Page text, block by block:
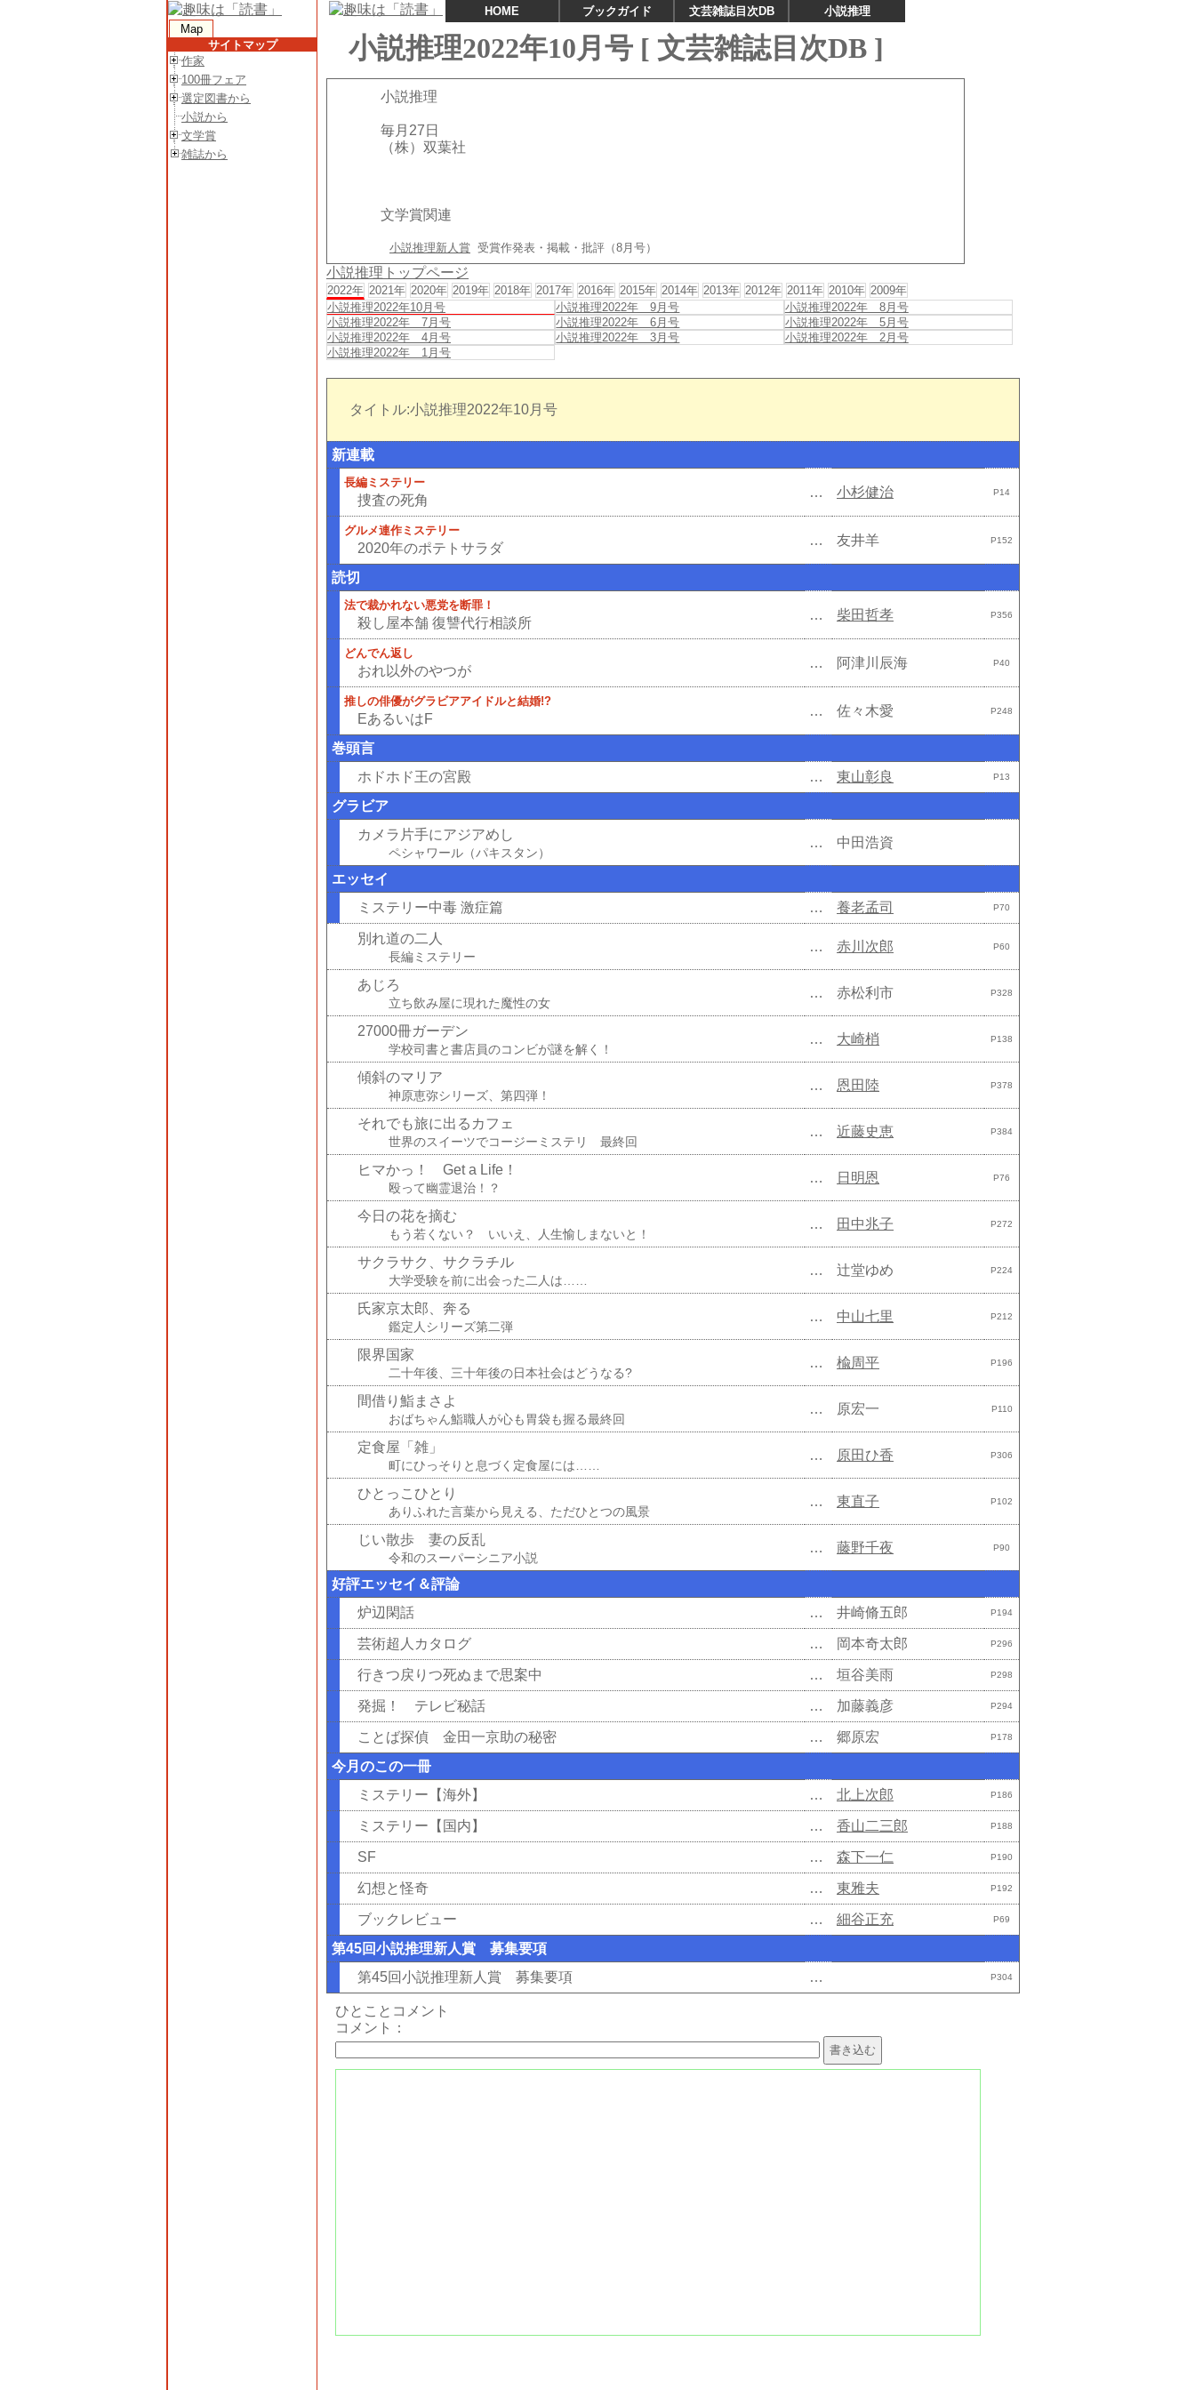
Map
サイトマップ
作家
100冊フェア
選定図書から
小説から
文学賞
雑誌から
HOME ブックガイド 文芸雑誌目次DB 小説推理
小説推理2022年10月号 [ 文芸雑誌目次DB ]
小説推理
毎月27日
（株）双葉社
文学賞関連
小説推理新人賞 受賞作発表・掲載・批評（8月号）
小説推理トップページ
2022年 2021年 2020年 2019年 2018年 2017年 2016年 2015年 2014年 2013年 2012年 2011年 2010年 2009年
小説推理2022年10月号
小説推理2022年 9月号
小説推理2022年 8月号
小説推理2022年 7月号
小説推理2022年 6月号
小説推理2022年 5月号
小説推理2022年 4月号
小説推理2022年 3月号
小説推理2022年 2月号
小説推理2022年 1月号
タイトル:小説推理2022年10月号
新連載
長編ミステリー
捜査の死角
… 小杉健治 P14
グルメ連作ミステリー
2020年のポテトサラダ
… 友井羊 P152
読切
法で裁かれない悪党を断罪！
殺し屋本舗 復讐代行相談所
… 柴田哲孝 P356
どんでん返し
おれ以外のやつが
… 阿津川辰海 P40
推しの俳優がグラビアアイドルと結婚!?
EあるいはF
… 佐々木愛 P248
巻頭言
ホドホド王の宮殿
… 東山彰良 P13
グラビア
カメラ片手にアジアめし
ペシャワール（パキスタン）
… 中田浩資
エッセイ
ミステリー中毒 激症篇
… 養老孟司 P70
別れ道の二人
長編ミステリー
… 赤川次郎 P60
あじろ
立ち飲み屋に現れた魔性の女
… 赤松利市 P328
27000冊ガーデン
学校司書と書店員のコンビが謎を解く！
… 大崎梢 P138
傾斜のマリア
神原恵弥シリーズ、第四弾！
… 恩田陸 P378
それでも旅に出るカフェ
世界のスイーツでコージーミステリ 最終回
… 近藤史恵 P384
ヒマかっ！ Get a Life！
殴って幽霊退治！？
… 日明恩 P76
今日の花を摘む
もう若くない？ いいえ、人生愉しまないと！
… 田中兆子 P272
サクラサク、サクラチル
大学受験を前に出会った二人は……
… 辻堂ゆめ P224
氏家京太郎、奔る
鑑定人シリーズ第二弾
… 中山七里 P212
限界国家
二十年後、三十年後の日本社会はどうなる?
… 楡周平 P196
間借り鮨まさよ
おばちゃん鮨職人が心も胃袋も握る最終回
… 原宏一 P110
定食屋「雑」
町にひっそりと息づく定食屋には……
… 原田ひ香 P306
ひとっこひとり
ありふれた言葉から見える、ただひとつの風景
… 東直子 P102
じい散歩 妻の反乱
令和のスーパーシニア小説
… 藤野千夜 P90
好評エッセイ＆評論
炉辺閑話
… 井崎脩五郎 P194
芸術超人カタログ … 岡本奇太郎 P296
行きつ戻りつ死ぬまで思案中 … 垣谷美雨 P298
発掘！ テレビ秘話 … 加藤義彦 P294
ことば探偵 金田一京助の秘密 … 郷原宏 P178
今月のこの一冊
ミステリー【海外】
… 北上次郎 P186
ミステリー【国内】 … 香山二三郎 P188
SF … 森下一仁 P190
幻想と怪奇 … 東雅夫 P192
ブックレビュー … 細谷正充 P69
第45回小説推理新人賞 募集要項
第45回小説推理新人賞 募集要項
… P304
ひとことコメント
コメント：